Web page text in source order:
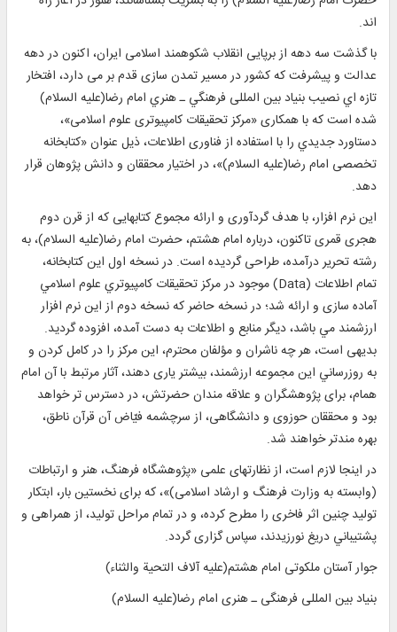
اند.
با گذشت سه دهه از برپایی انقلاب شکوهمند اسلامی ایران، اکنون در دهه
عدالت و پیشرفت كه کشور در مسیر تمدن سازی قدم بر می دارد، افتخار
تازه‌ اي نصیب بنياد بین المللی فرهنگي ـ هنري امام رضا(عليه السلام)
شده است كه با همکاری «مرکز تحقیقات کامپیوتری علوم اسلامی»،
دستاورد جدیدي را با استفاده از فناوری اطلاعات، ذيل عنوان «کتابخانه
تخصصی امام رضا(عليه السلام)»، در اختیار محققان و دانش‌ پژوهان قرار
دهد.
این نرم ‌افزار، با هدف گردآوری و ارائه مجموع کتابهایی که از قرن دوم
هجری قمری تاکنون، درباره امام هشتم، حضرت امام رضا(عليه السلام)، به
رشته تحریر درآمده، طراحی گرديده است. در نسخه اول اين كتابخانه،
تمام اطلاعات (Data) موجود در مرکز تحقيقات كامپيوتري علوم اسلامي
آماده‌ سازی و ارائه شد؛ در نسخه حاضر كه نسخه دوم از اين نرم افزار
ارزشمند مي باشد، ديگر منابع و اطلاعات به دست آمده، افزوده گرديد.
بدیهی است، هر چه ناشران و مؤلفان محترم، این مرکز را در كامل كردن و
به‌ روز‌رساني این مجموعه ارزشمند، بیشتر یاری دهند، آثار مرتبط با آن امام
همام، برای پژوهشگران و علاقه مندان حضرتش، در دسترس تر خواهد
بود و محققان حوزوی و دانشگاهی، از سرچشمه فیّاض آن قرآن ناطق،
بهره ‌مند‌تر خواهند شد.
در اينجا لازم است، از نظارتهای علمی «پژوهشگاه فرهنگ، هنر و ارتباطات
(وابسته به وزارت فرهنگ و ارشاد اسلامی)»، که برای نخستين بار، ابتکار
تولید چنین اثر فاخری را مطرح كرده، و در تمام مراحل توليد، از همراهی و
پشتيباني دریغ نورزیدند، سپاس گزاری گردد.
جوار آستان ملکوتی امام هشتم(علیه آلاف التحیة والثناء)
بنیاد بین المللی فرهنگی ـ هنری امام رضا(عليه السلام)